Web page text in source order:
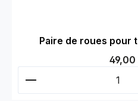
Paire de roues pour
Prix
49,00
Quantité de produit :